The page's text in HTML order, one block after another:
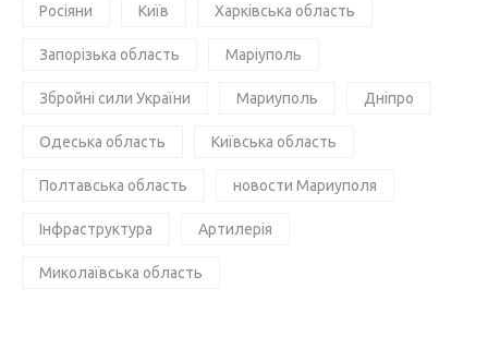
Росіяни Київ Харківська область
Запорізька область Маріуполь
Збройні сили України Мариуполь Дніпро
Одеська область Київська область
Полтавська область новости Мариуполя
Інфраструктура Артилерія
Миколаївська область